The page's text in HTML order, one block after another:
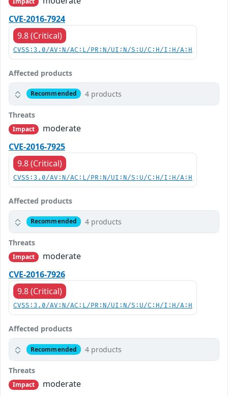
CVE-2016-7924
9.8 (Critical)
CVSS:3.0/AV:N/AC:L/PR:N/UI:N/S:U/C:H/I:H/A:H
Affected products
Recommended 4 products
Threats
Impact
moderate
CVE-2016-7925
9.8 (Critical)
CVSS:3.0/AV:N/AC:L/PR:N/UI:N/S:U/C:H/I:H/A:H
Affected products
Recommended 4 products
Threats
Impact
moderate
CVE-2016-7926
9.8 (Critical)
CVSS:3.0/AV:N/AC:L/PR:N/UI:N/S:U/C:H/I:H/A:H
Affected products
Recommended 4 products
Threats
Impact
moderate